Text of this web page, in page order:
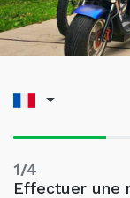
1/4
Effectuer une